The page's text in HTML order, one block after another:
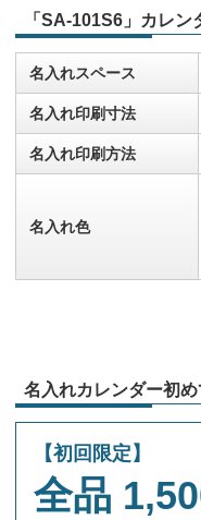
「SA-101S6」カレン
名入れスペース
名入れ印刷寸法
名入れ印刷方法
名入れ色
名入れカレンダー初
【初回限定】
全品